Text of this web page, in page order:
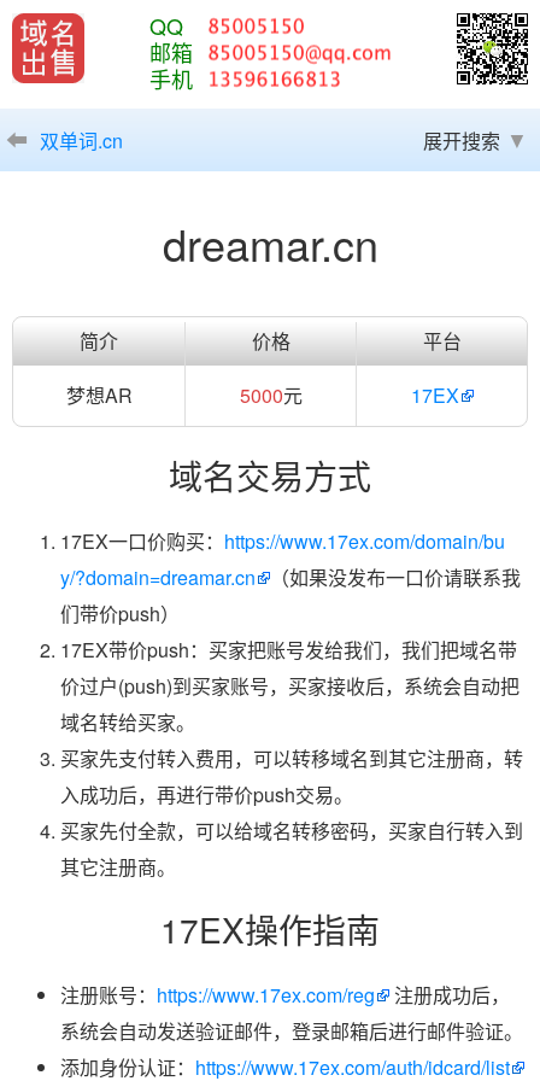
QQ
邮箱
手机
双单词.cn 展开搜索
dreamar.cn
简介 价格
平台
梦想AR
5000元 17EX
域名交易方式
17EX一口价购买： https://www.17ex.com/domain/bu
y/?domain=dreamar.cn
（如果没发布一口价请联系我
们带价push）
17EX带价push：买家把账号发给我们，我们把域名带
价过户(push)到买家账号，买家接收后，系统会自动把
域名转给买家。
买家先支付转入费用，可以转移域名到其它注册商，转
入成功后，再进行带价push交易。
买家先付全款，可以给域名转移密码，买家自行转入到
其它注册商。
17EX操作指南
注册账号： https://www.17ex.com/reg
注册成功后，
系统会自动发送验证邮件，登录邮箱后进行邮件验证。
添加身份认证： https://www.17ex.com/auth/idcard/list